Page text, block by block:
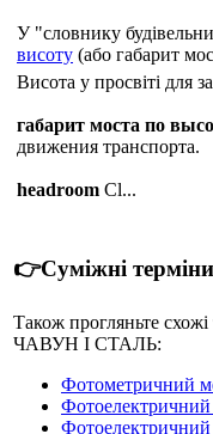
У "словнику
висоту (або габарит
Висота у просвіті для
габарит моста по
движения транспорта.
headroom Cl...
👉Суміжні терміни
Також прогляньте
ЧАВУН I СТАЛЬ:
Фотометричний